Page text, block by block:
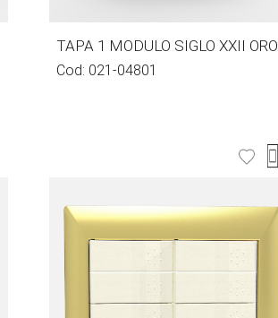
TAPA 1 MODULO SIGLO XXII ORO
Cod: 021-04801